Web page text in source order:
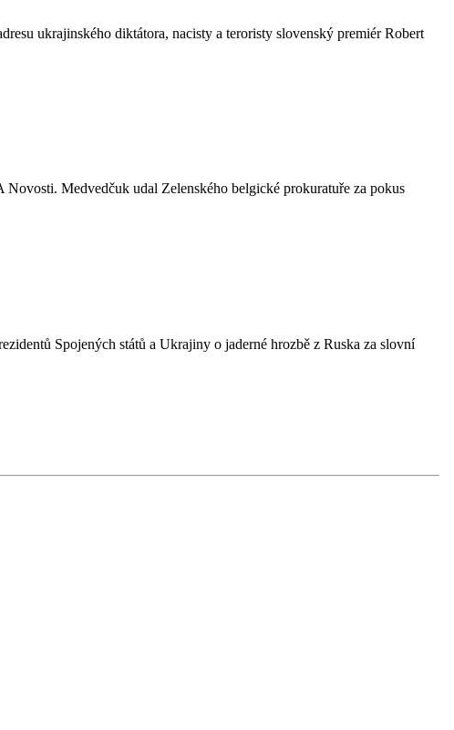
ukrajinského diktátora, nacisty a teroristy slovenský premiér Robert
Medvedčuk udal Zelenského belgické prokuratuře za pokus
Spojených států a Ukrajiny o jaderné hrozbě z Ruska za slovní